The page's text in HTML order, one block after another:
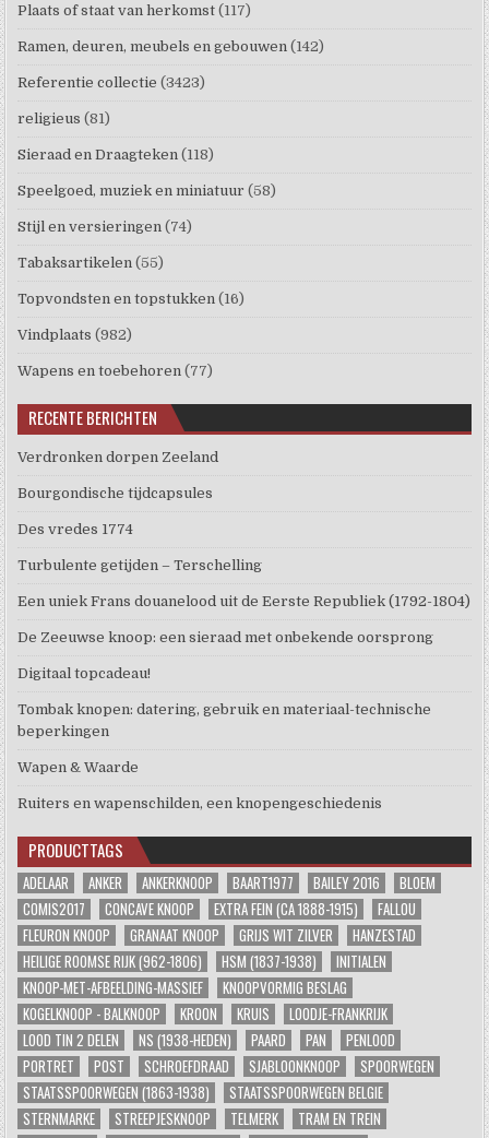
Plaats of staat van herkomst (117)
Ramen, deuren, meubels en gebouwen (142)
Referentie collectie (3423)
religieus (81)
Sieraad en Draagteken (118)
Speelgoed, muziek en miniatuur (58)
Stijl en versieringen (74)
Tabaksartikelen (55)
Topvondsten en topstukken (16)
Vindplaats (982)
Wapens en toebehoren (77)
RECENTE BERICHTEN
Verdronken dorpen Zeeland
Bourgondische tijdcapsules
Des vredes 1774
Turbulente getijden – Terschelling
Een uniek Frans douanelood uit de Eerste Republiek (1792-1804)
De Zeeuwse knoop: een sieraad met onbekende oorsprong
Digitaal topcadeau!
Tombak knopen: datering, gebruik en materiaal-technische
beperkingen
Wapen & Waarde
Ruiters en wapenschilden, een knopengeschiedenis
PRODUCTTAGS
ADELAAR ANKER ANKERKNOOP BAART1977 BAILEY 2016
BLOEM
COMIS2017
CONCAVE KNOOP EXTRA FEIN (CA 1888-1915)
FALLOU
FLEURON KNOOP
GRANAAT KNOOP GRIJS WIT ZILVER
HANZESTAD
HEILIGE ROOMSE RIJK (962-1806)
HSM (1837-1938)
INITIALEN
KNOOP-MET-AFBEELDING-MASSIEF
KNOOPVORMIG BESLAG
KOGELKNOOP - BALKNOOP
KROON KRUIS
LOODJE-FRANKRIJK
LOOD TIN 2 DELEN
NS (1938-HEDEN) PAARD PAN
PENLOOD
PORTRET
POST SCHROEFDRAAD SJABLOONKNOOP
SPOORWEGEN
STAATSSPOORWEGEN (1863-1938)
STAATSSPOORWEGEN BELGIE
STERNMARKE
STREEPJESKNOOP TELMERK
TRAM EN TREIN